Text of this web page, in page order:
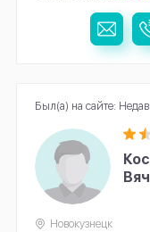
Новокузнецк
Был(а) на сайте: